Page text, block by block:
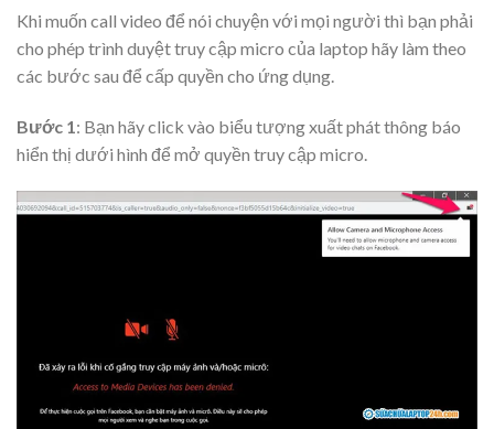
Khi muốn call video để nói chuyện với mọi người thì bạn phải
cho phép trình duyệt truy cập micro của laptop hãy làm theo
các bước sau để cấp quyền cho ứng dụng.
Bước 1: Bạn hãy click vào biểu tượng xuất phát thông báo
hiển thị dưới hình để mở quyền truy cập micro.